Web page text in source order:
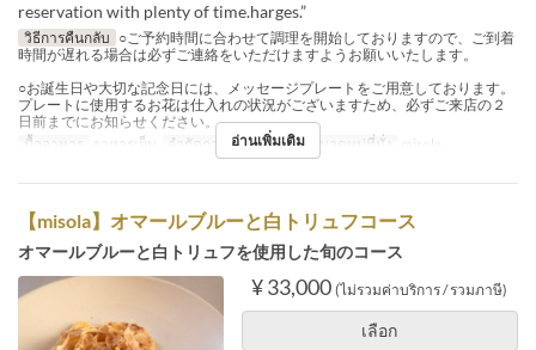
reservation with plenty of time.harges.”
วิธีการคืนกลับ ○ご予約時間に合わせて調理を開始しておりますので、ご到着
時間が遅れる場合は必ずご連絡をいただけますようお願いいたします。
○お誕生日や大切な記念日には、メッセージプレートをご用意しております。
プレートに使用するお花は仕入れの状況がございますため、必ずご来店の２
日前までにお知らせください。
มื้ออาหาร
อาหารเย็น จำกัดการสั่งซื้อ 2 ~ 4 หมวดหมู่ที่นั่ง misola
อ่านเพิ่มเติม
【misola】オマールブルーと白トリュフコース
オマールブルーと白トリュフを使用した旬のコース
¥ 33,000 (ไม่รวมค่าบริการ / รวมภาษี)
เลือก